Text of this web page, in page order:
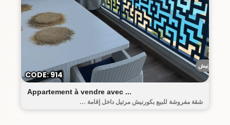
الكورنيش
Appartement à vendre avec ...
شقة مفروشة للبيع بكورنيش مرتيل داخل إقامة ...
CODE: 914